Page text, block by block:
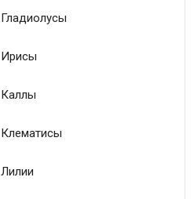
Гладиолусы
Ирисы
Каллы
Клематисы
Лилии